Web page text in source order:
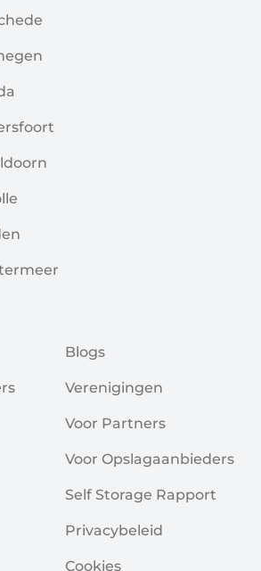
Blogs
Verenigingen
Voor Partners
Voor Opslagaanbieders
Self Storage Rapport
Privacybeleid
Cookies